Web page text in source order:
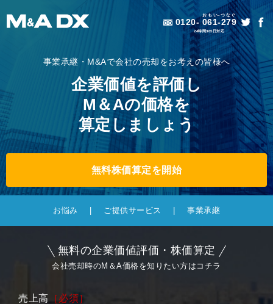
0120-061-279
おもい-つなぐ
24時間365日対応
事業承継・M&Aで会社の売却をお考えの皆様へ
企業価値を評価し
M＆Aの価格を
算定しましょう
無料株価算定を開始
お悩み ご提供サービス 事業承継
無料の企業価値評価・株価算定
会社売却時のM＆A価格を知りたい方はコチラ
売上高 ［必須］